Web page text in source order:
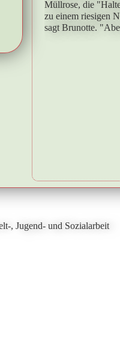
Müllrose, die
zu einem riesigen
sagt Brunotte.
, Jugend- und Sozialarbeit